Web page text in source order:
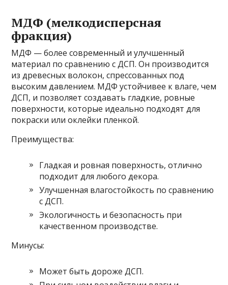
МДФ (мелкодисперсная
фракция)
МДФ — более современный и улучшенный
материал по сравнению с ДСП. Он производится
из древесных волокон, спрессованных под
высоким давлением. МДФ устойчивее к влаге, чем
ДСП, и позволяет создавать гладкие, ровные
поверхности, которые идеально подходят для
покраски или оклейки пленкой.
Преимущества:
Гладкая и ровная поверхность, отлично
подходит для любого декора.
Улучшенная влагостойкость по сравнению
с ДСП.
Экологичность и безопасность при
качественном производстве.
Минусы:
Может быть дороже ДСП.